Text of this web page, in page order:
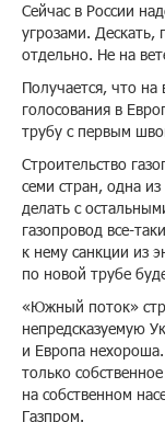
Сейчас в России
угрозами.
отдельно. Не на
Получается, что на
голосования в
трубу с первым
Строительство
семи стран, одна
делать с
газопровод все-
к нему санкции из
по новой трубе
«Южный поток»
непредсказуемую
и Европа
только
на собственном
Газпром.